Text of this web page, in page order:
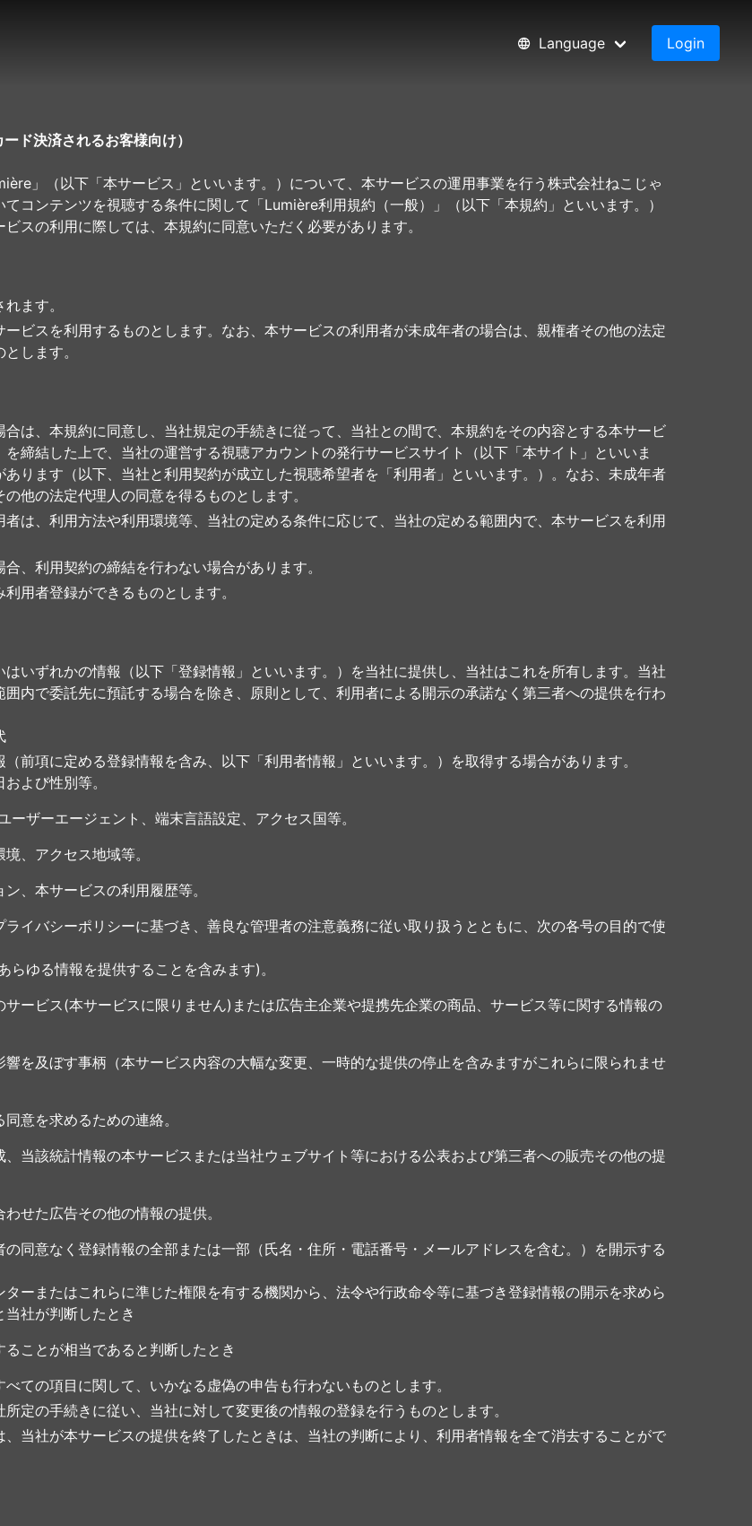
Language Login
決済されるお客様向け）
」（以下「本サービス」といいます。）について、本サービスの運用事業を行う株式会社ねこじゃ
コンテンツを視聴する条件に関して「Lumière利用規約（一般）」（以下「本規約」といいます。）
スの利用に際しては、本規約に同意いただく必要があります。
ます。
ビスを利用するものとします。なお、本サービスの利用者が未成年者の場合は、親権者その他の法定
します。
は、本規約に同意し、当社規定の手続きに従って、当社との間で、本規約をその内容とする本サービ
締結した上で、当社の運営する視聴アカウントの発行サービスサイト（以下「本サイト」といいま
ります（以下、当社と利用契約が成立した視聴希望者を「利用者」といいます。）。なお、未成年者
他の法定代理人の同意を得るものとします。
は、利用方法や利用環境等、当社の定める条件に応じて、当社の定める範囲内で、本サービスを利用
、利用契約の締結を行わない場合があります。
用者登録ができるものとします。
いずれかの情報（以下「登録情報」といいます。）を当社に提供し、当社はこれを所有します。当社
内で委託先に預託する場合を除き、原則として、利用者による開示の承諾なく第三者への提供を行わ
前項に定める登録情報を含み、以下「利用者情報」といいます。）を取得する場合があります。
よび性別等。
ーザーエージェント、端末言語設定、アクセス国等。
、アクセス地域等。
、本サービスの利用履歴等。
イバシーポリシーに基づき、善良な管理者の注意義務に従い取り扱うとともに、次の各号の目的で使
らゆる情報を提供することを含みます)。
サービス(本サービスに限りません)または広告主企業や提携先企業の商品、サービス等に関する情報の
響を及ぼす事柄（本サービス内容の大幅な変更、一時的な提供の停止を含みますがこれらに限られませ
意を求めるための連絡。
、当該統計情報の本サービスまたは当社ウェブサイト等における公表および第三者への販売その他の提
せた広告その他の情報の提供。
同意なく登録情報の全部または一部（氏名・住所・電話番号・メールアドレスを含む。）を開示する
ターまたはこれらに準じた権限を有する機関から、法令や行政命令等に基づき登録情報の開示を求めら
社が判断したとき
ことが相当であると判断したとき
ての項目に関して、いかなる虚偽の申告も行わないものとします。
定の手続きに従い、当社に対して変更後の情報の登録を行うものとします。
当社が本サービスの提供を終了したときは、当社の判断により、利用者情報を全て消去することがで